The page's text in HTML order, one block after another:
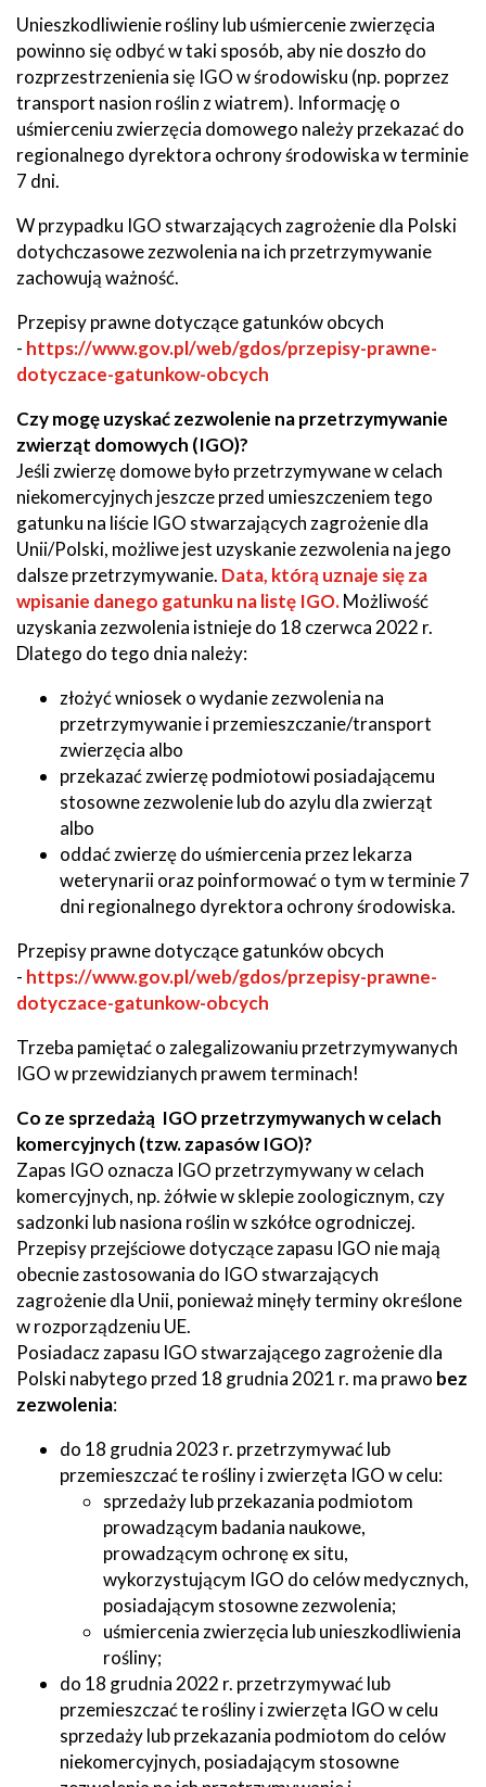
Unieszkodliwienie rośliny lub uśmiercenie zwierzęcia
powinno się odbyć w taki sposób, aby nie doszło do
rozprzestrzenienia się IGO w środowisku (np. poprzez
transport nasion roślin z wiatrem). Informację o
uśmierceniu zwierzęcia domowego należy przekazać do
regionalnego dyrektora ochrony środowiska w terminie
7 dni.
W przypadku IGO stwarzających zagrożenie dla Polski
dotychczasowe zezwolenia na ich przetrzymywanie
zachowują ważność.
Przepisy prawne dotyczące gatunków obcych
- https://www.gov.pl/web/gdos/przepisy-prawne-
dotyczace-gatunkow-obcych
Czy mogę uzyskać zezwolenie na przetrzymywanie
zwierząt domowych (IGO)?
Jeśli zwierzę domowe było przetrzymywane w celach
niekomercyjnych jeszcze przed umieszczeniem tego
gatunku na liście IGO stwarzających zagrożenie dla
Unii/Polski, możliwe jest uzyskanie zezwolenia na jego
dalsze przetrzymywanie. Data, którą uznaje się za
wpisanie danego gatunku na listę IGO.Możliwość
uzyskania zezwolenia istnieje do 18 czerwca 2022 r.
Dlatego do tego dnia należy:
złożyć wniosek o wydanie zezwolenia na
przetrzymywanie i przemieszczanie/transport
zwierzęcia albo
przekazać zwierzę podmiotowi posiadającemu
stosowne zezwolenie lub do azylu dla zwierząt
albo
oddać zwierzę do uśmiercenia przez lekarza
weterynarii oraz poinformować o tym w terminie 7
dni regionalnego dyrektora ochrony środowiska.
Przepisy prawne dotyczące gatunków obcych
- https://www.gov.pl/web/gdos/przepisy-prawne-
dotyczace-gatunkow-obcych
Trzeba pamiętać o zalegalizowaniu przetrzymywanych
IGO w przewidzianych prawem terminach!
Co ze sprzedażą IGO przetrzymywanych w celach
komercyjnych (tzw. zapasów IGO)?
Zapas IGO oznacza IGO przetrzymywany w celach
komercyjnych, np. żółwie w sklepie zoologicznym, czy
sadzonki lub nasiona roślin w szkółce ogrodniczej.
Przepisy przejściowe dotyczące zapasu IGO nie mają
obecnie zastosowania do IGO stwarzających
zagrożenie dla Unii, ponieważ minęły terminy określone
w rozporządzeniu UE.
Posiadacz zapasu IGO stwarzającego zagrożenie dla
Polski nabytego przed 18 grudnia 2021 r. ma prawo bez
zezwolenia:
do 18 grudnia 2023 r. przetrzymywać lub
przemieszczać te rośliny i zwierzęta IGO w celu:
sprzedaży lub przekazania podmiotom
prowadzącym badania naukowe,
prowadzącym ochronę ex situ,
wykorzystującym IGO do celów medycznych,
posiadającym stosowne zezwolenia;
uśmiercenia zwierzęcia lub unieszkodliwienia
rośliny;
do 18 grudnia 2022 r. przetrzymywać lub
przemieszczać te rośliny i zwierzęta IGO w celu
sprzedaży lub przekazania podmiotom do celów
niekomercyjnych, posiadającym stosowne